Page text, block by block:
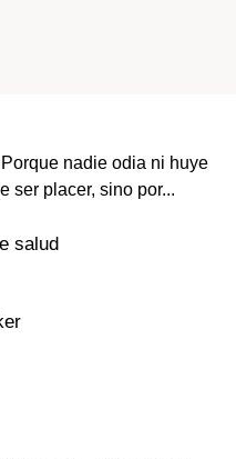
nadie odia ni huye
ser placer, sino por...
salud